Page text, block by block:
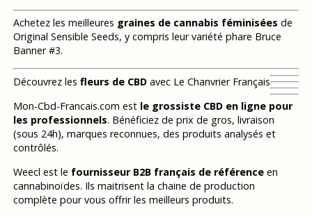
Achetez les meilleures graines de cannabis féminisées de
Original Sensible Seeds, y compris leur variété phare Bruce
Banner #3.
Découvrez les fleurs de CBDavec Le Chanvrier Français
Mon-Cbd-Francais.com est le grossiste CBD en ligne pour
les professionnels. Bénéficiez de prix de gros, livraison
(sous 24h), marques reconnues, des produits analysés et
contrôlés.
Weecl est le fournisseur B2B français de référenceen
cannabinoïdes. Ils maitrisent la chaine de production
complète pour vous offrir les meilleurs produits.